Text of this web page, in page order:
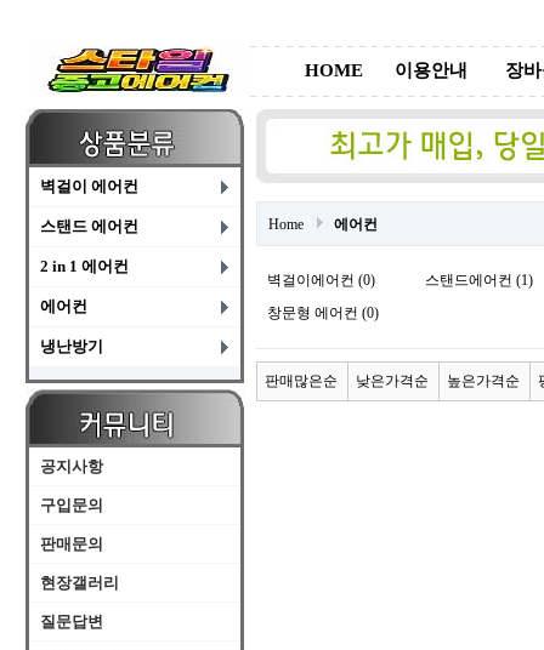
HOME 이용안내 장
벽걸이 에어컨
스탠드 에어컨
2 in 1 에어컨
에어컨
냉난방기
공지사항
구입문의
판매문의
현장갤러리
질문답변
Home 에어컨
벽걸이에어컨 (0)
스탠드에어컨 (1)
창문형 에어컨 (0)
판매많은순 낮은가격순 높은가격순